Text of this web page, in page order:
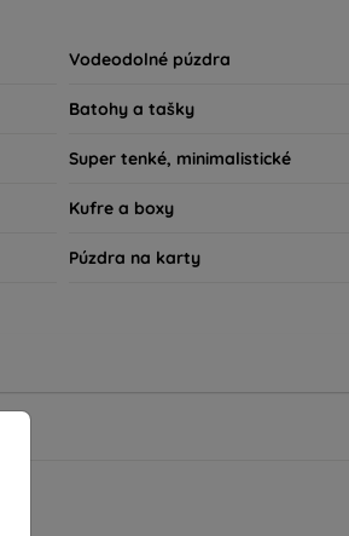
vášho každodenného outfitu. Pre
sme tu práve pre vás.
Vodeodolné púzdra
Batohy a tašky
Super tenké, minimalistické
Kufre a boxy
Púzdra na karty